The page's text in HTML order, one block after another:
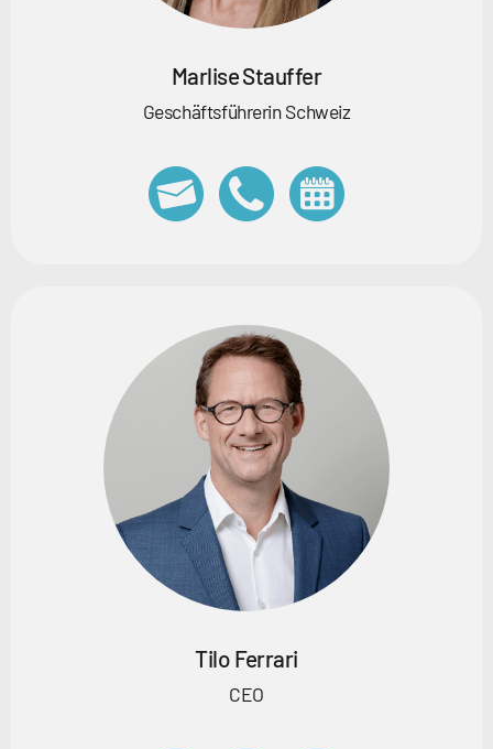
Marlise Stauffer
Geschäftsführerin Schweiz
Tilo Ferrari
CEO